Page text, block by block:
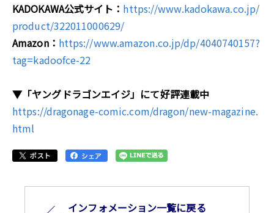
KADOKAWA公式サイト： https://www.kadokawa.co.jp/
product/322011000629/
Amazon： https://www.amazon.co.jp/dp/4040740157?
tag=kadoofce-22
▼「ヤングドラゴンエイジ」にて好評連載中
https://dragonage-comic.com/dragon/new-magazine.
html
インフォメーション⼀覧に戻る